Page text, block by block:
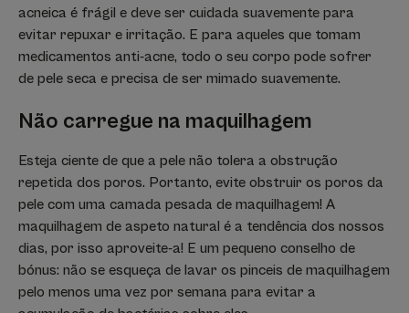
acneica é frágil e deve ser cuidada suavemente para
evitar repuxar e irritação. E para aqueles que tomam
medicamentos anti-acne, todo o seu corpo pode sofrer
de pele seca e precisa de ser mimado suavemente.
Não carregue na maquilhagem
Esteja ciente de que a pele não tolera a obstrução
repetida dos poros. Portanto, evite obstruir os poros da
pele com uma camada pesada de maquilhagem! A
maquilhagem de aspeto natural é a tendência dos nossos
dias, por isso aproveite-a! E um pequeno conselho de
bónus: não se esqueça de lavar os pinceis de maquilhagem
pelo menos uma vez por semana para evitar a